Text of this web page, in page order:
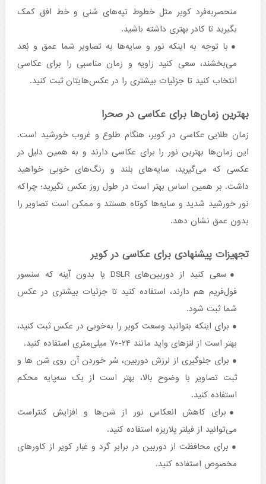
منحصربه‌فرد کویر مثل خطوط تپه‌های شنی و خط افق کمک
بگیرید تا کادر بهتری داشته باشید.
با توجه به اینکه نور و سایه‌ها به تصاویر شما عمق و بُعد
می‌بخشند، سعی کنید زاویه و زمان مناسبی را برای عکاسی
انتخاب کنید تا جزئیات بیشتری را در عکس‌هایتان ثبت کنید. ​
بهترین زمان‌ها برای عکاسی در صحرا
زمان طلایی عکاسی در کویر، هنگام طلوع و غروب خورشید است.
این زمان‌ها بهترین نور را برای عکاسی دارند و به همین دلیل در
عکسی که می‌گیرید، سایه‌های بلند و رنگ‌های خوبی خواهید
داشت. بر همین اساس بهتر است در طول روز عکس نگیرید؛ چراکه
نور خورشید شدید و سایه‌ها کوتاه هستند و ممکن است تصاویر را
بدون عمق نشان دهد. ​
تجهیزات پیشنهادی برای عکاسی در کویر
سعی کنید از دوربین‌های DSLR یا بدون آینه که سنسور
فول‌فریم هم دارند، استفاده کنید تا جزئیات بیشتری در عکس
شما ثبت شود. ​
برای اینکه بتوانید وسعت کویر را به‌خوبی در عکس ثبت کنید،
بهتر است از لنزهای واید مانند ۲۴-۷۰ میلی‌متری استفاده کنید.
برای جلوگیری از لرزش دوربین، سُر خوردن آن روی شن ها و
ثبت تصاویر با وضوح بالا، بهتر است از یک سه‌پایه محکم
استفاده کنید. ​
برای کاهش انعکاس نور از شن‌ها و افزایش کنتراست
می‌توانید از فیلتر پلاریزه استفاده کنید.​
برای محافظت از دوربین در برابر گرد و غبار کویر از کاورهای
مخصوص استفاده کنید. ​